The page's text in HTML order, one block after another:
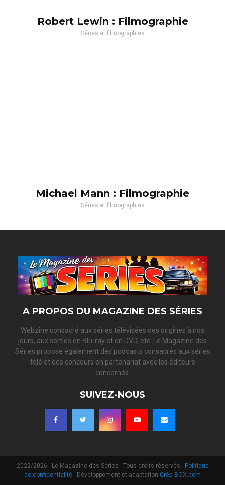
Robert Lewin : Filmographie
Séries et filmographies
Michael Mann : Filmographie
Séries et filmographies
A PROPOS DU MAGAZINE DES SÉRIES
Webzine consacré aux séries télévisées des origines à nos
jours, aux sorties en Blu-ray et en DVD, etc. Le Magazine des
Séries propose également des podcasts consacrés aux séries
télé et des concours en partenariat avec les éditeurs
concernés.
SUIVEZ-NOUS
2022/2026 - Le Magazine des Séries - Tous droits réservés - Politique
de confidentialité - Développement et adaptation Créa-BOX.com